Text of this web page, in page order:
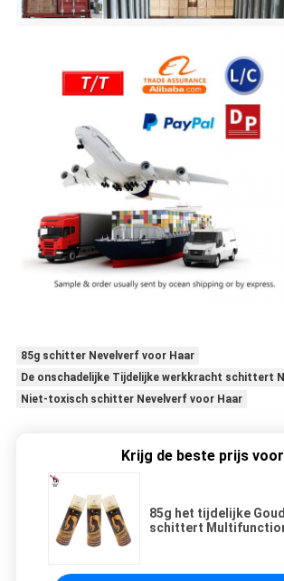
85g schitter Nevelverf voor Haar
De onschadelijke Tijdelijke werkkracht schittert
Niet-toxisch schitter Nevelverf voor Haar
Krijg de beste prijs voor
85g het tijdelijke
schittert